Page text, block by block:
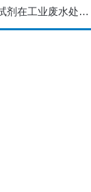
在线氨氮试剂在工业废水处理中的应用